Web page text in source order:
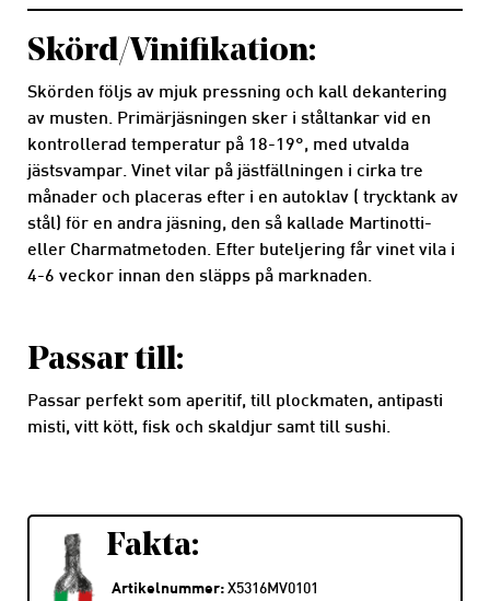
Skörd/Vinifikation:
Skörden följs av mjuk pressning och kall dekantering
av musten. Primärjäsningen sker i ståltankar vid en
kontrollerad temperatur på 18-19°, med utvalda
jästsvampar. Vinet vilar på jästfällningen i cirka tre
månader och placeras efter i en autoklav ( trycktank av
stål) för en andra jäsning, den så kallade Martinotti-
eller Charmatmetoden. Efter buteljering får vinet vila i
4-6 veckor innan den släpps på marknaden.
Passar till:
Passar perfekt som aperitif, till plockmaten, antipasti
misti, vitt kött, fisk och skaldjur samt till sushi.
Fakta:
Artikelnummer: X5316MV0101